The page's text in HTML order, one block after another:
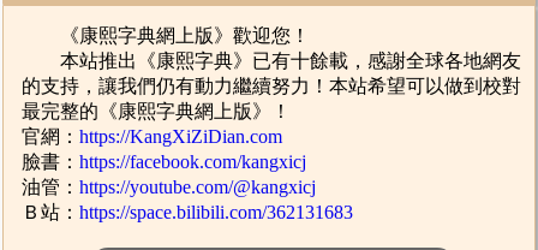
《康熙字典網上版》歡迎您！
本站推出《康熙字典》已有十餘載，感謝全球各地網友
的支持，讓我們仍有動力繼續努力！本站希望可以做到校對
最完整的《康熙字典網上版》！
官網：https://KangXiZiDian.com
臉書：https://facebook.com/kangxicj
油管：https://youtube.com/@kangxicj
Ｂ站：https://space.bilibili.com/362131683